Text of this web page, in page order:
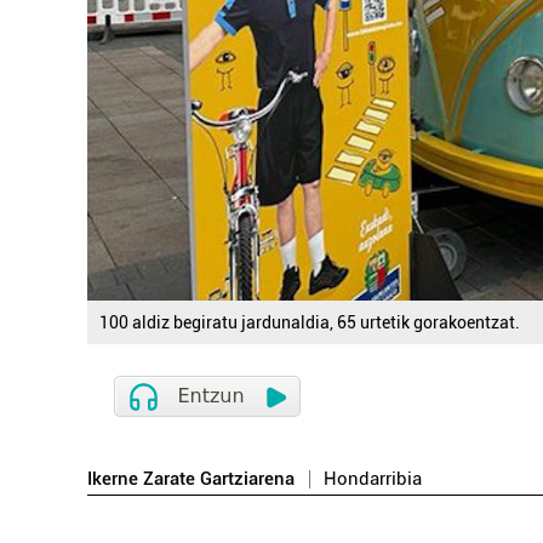
100 aldiz begiratu jardunaldia, 65 urtetik gorakoentzat.
Ikerne Zarate Gartziarena Hondarribia